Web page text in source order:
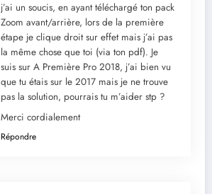
j’ai un soucis, en ayant téléchargé ton pack
Zoom avant/arrière, lors de la première
étape je clique droit sur effet mais j’ai pas
la même chose que toi (via ton pdf). Je
suis sur A Première Pro 2018, j’ai bien vu
que tu étais sur le 2017 mais je ne trouve
pas la solution, pourrais tu m’aider stp ?
Merci cordialement
Répondre